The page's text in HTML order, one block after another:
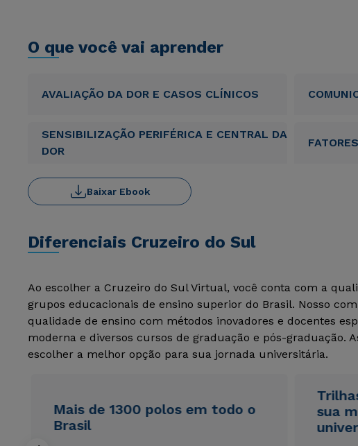
O que você vai aprender
AVALIAÇÃO DA DOR E CASOS CLÍNICOS
SENSIBILIZAÇÃO PERIFÉRICA E CENTRAL DA
DOR
Baixar Ebook
Diferenciais Cruzeiro do Sul
Ao escolher a Cruzeiro do Sul Virtual, você conta com a
grupos educacionais de ensino superior do Brasil. Nosso
qualidade de ensino com métodos inovadores e docentes
moderna e diversos cursos de graduação e pós-graduação.
escolher a melhor opção para sua jornada universitária.
Mais de 1300 polos em todo o
Brasil
sua